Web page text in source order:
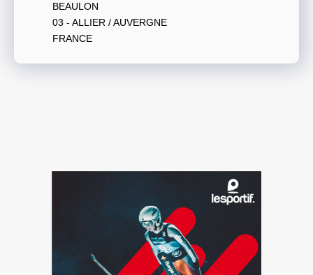
BEAULON
03 - ALLIER / AUVERGNE
FRANCE